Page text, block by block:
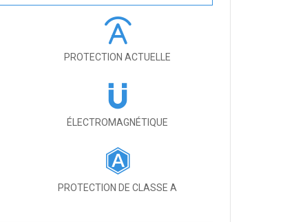
PROTECTION ACTUELLE
ÉLECTROMAGNÉTIQUE
PROTECTION DE CLASSE A